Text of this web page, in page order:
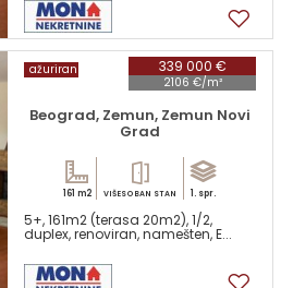
339 000 €
2106 €/m²
ažuriran
Beograd, Zemun, Zemun Novi
Grad
161 m2 VIŠESOBAN STAN 1. spr.
5+, 161m2 (terasa 20m2), 1/2,
duplex, renoviran, namešten, E...